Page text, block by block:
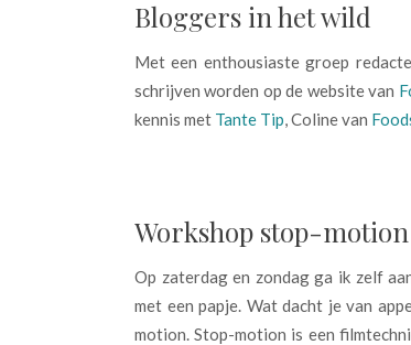
Bloggers in het wild
Met een enthousiaste groep
schrijven worden op de website van
kennis met Tante Tip, Coline van
Workshop stop-motion
Op zaterdag en zondag ga ik zelf
met een papje. Wat dacht je van
motion. Stop-motion is een